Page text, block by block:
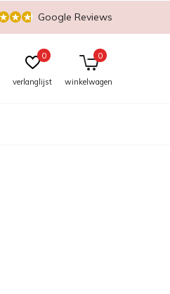
verlanglijst
0
winkelwagen
0
Google Reviews